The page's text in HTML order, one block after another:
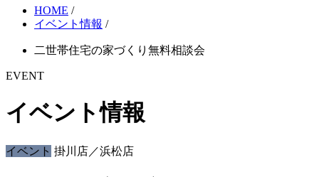
HOME /
イベント情報 /
二世帯住宅の家づくり無料相談会
EVENT
イベント情報
イベント 掛川店／浜松店